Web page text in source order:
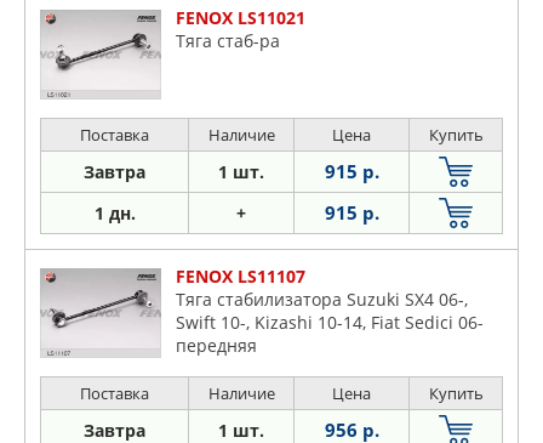
FENOX LS11021
Тяга стаб-ра
Поставка Наличие Цена Купить
Завтра 1 шт. 915 р.
1 дн. + 915 р.
FENOX LS11107
Тяга стабилизатора Suzuki SX4 06-,
Swift 10-, Kizashi 10-14, Fiat Sedici 06-
передняя
Поставка Наличие Цена Купить
Завтра 1 шт. 956 р.